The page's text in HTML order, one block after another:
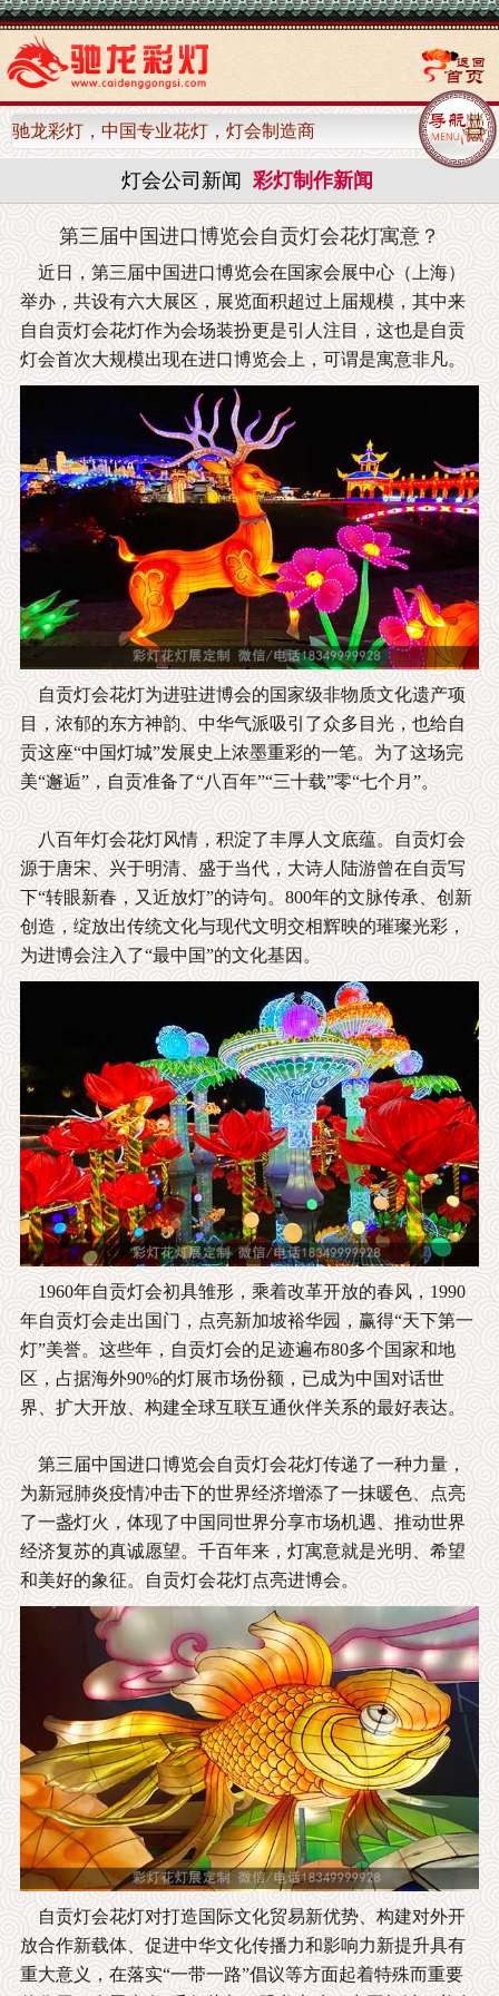
驰龙彩灯，中国专业花灯，灯会制造商
灯会公司新闻 彩灯制作新闻
第三届中国进口博览会自贡灯会花灯寓意？
近日，第三届中国进口博览会在国家会展中心（上海）
举办，共设有六大展区，展览面积超过上届规模，其中来
自自贡灯会花灯作为会场装扮更是引人注目，这也是自贡
灯会首次大规模出现在进口博览会上，可谓是寓意非凡。
自贡灯会花灯为进驻进博会的国家级非物质文化遗产项
目，浓郁的东方神韵、中华气派吸引了众多目光，也给自
贡这座“中国灯城”发展史上浓墨重彩的一笔。为了这场完
美“邂逅”，自贡准备了“八百年”“三十载”零“七个月”。
八百年灯会花灯风情，积淀了丰厚人文底蕴。自贡灯会
源于唐宋、兴于明清、盛于当代，大诗人陆游曾在自贡写
下“转眼新春，又近放灯”的诗句。800年的文脉传承、创新
创造，绽放出传统文化与现代文明交相辉映的璀璨光彩，
为进博会注入了“最中国”的文化基因。
1960年自贡灯会初具雏形，乘着改革开放的春风，1990
年自贡灯会走出国门，点亮新加坡裕华园，赢得“天下第一
灯”美誉。这些年，自贡灯会的足迹遍布80多个国家和地
区，占据海外90%的灯展市场份额，已成为中国对话世
界、扩大开放、构建全球互联互通伙伴关系的最好表达。
第三届中国进口博览会自贡灯会花灯传递了一种力量，
为新冠肺炎疫情冲击下的世界经济增添了一抹暖色、点亮
了一盏灯火，体现了中国同世界分享市场机遇、推动世界
经济复苏的真诚愿望。千百年来，灯寓意就是光明、希望
和美好的象征。自贡灯会花灯点亮进博会。
自贡灯会花灯对打造国际文化贸易新优势、构建对外开
放合作新载体、促进中华文化传播力和影响力新提升具有
重大意义，在落实“一带一路”倡议等方面起着特殊而重要